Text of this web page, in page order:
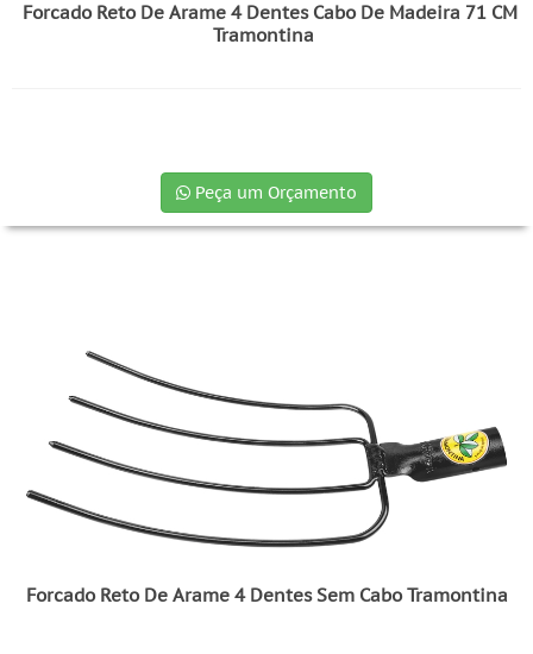
Forcado Reto De Arame 4 Dentes Cabo De Madeira 71 CM
Tramontina
Peça um Orçamento
Forcado Reto De Arame 4 Dentes Sem Cabo Tramontina